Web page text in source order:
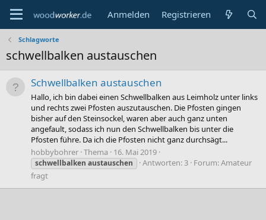
Anmelden Registrieren
Schlagworte
schwellbalken austauschen
Schwellbalken austauschen
Hallo, ich bin dabei einen Schwellbalken aus Leimholz unter links
und rechts zwei Pfosten auszutauschen. Die Pfosten gingen
bisher auf den Steinsockel, waren aber auch ganz unten
angefault, sodass ich nun den Schwellbalken bis unter die
Pfosten führe. Da ich die Pfosten nicht ganz durchsägt...
hobbybohrer Thema 16. Mai 2019
schwellbalken austauschen Antworten: 3 Forum:Amateur
fragt